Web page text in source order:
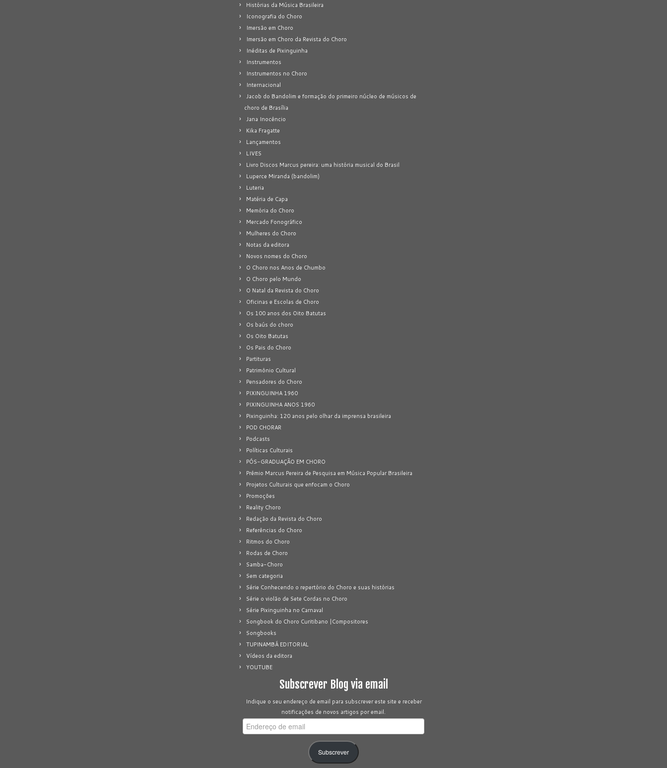
Histórias da Música Brasileira
Iconografia do Choro
Imersão em Choro
Imersão em Choro da Revista do Choro
Inéditas de Pixinguinha
Instrumentos
Instrumentos no Choro
Internacional
Jacob do Bandolim e formação do primeiro núcleo de músicos de
choro de Brasília
Jana Inocêncio
Kika Fragatte
Lançamentos
LIVES
Livro Discos Marcus pereira: uma história musical do Brasil
Luperce Miranda (bandolim)
Luteria
Matéria de Capa
Memória do Choro
Mercado Fonográfico
Mulheres do Choro
Notas da editora
Novos nomes do Choro
O Choro nos Anos de Chumbo
O Choro pelo Mundo
O Natal da Revista do Choro
Oficinas e Escolas de Choro
Os 100 anos dos Oito Batutas
Os baús do choro
Os Oito Batutas
Os Pais do Choro
Partituras
Patrimônio Cultural
Pensadores do Choro
PIXINGUINHA 1960
PIXINGUINHA ANOS 1960
Pixinguinha: 120 anos pelo olhar da imprensa brasileira
POD CHORAR
Podcasts
Políticas Culturais
PÓS-GRADUAÇÃO EM CHORO
Prêmio Marcus Pereira de Pesquisa em Música Popular Brasileira
Projetos Culturais que enfocam o Choro
Promoções
Reality Choro
Redação da Revista do Choro
Referências do Choro
Ritmos do Choro
Rodas de Choro
Samba-Choro
Sem categoria
Série Conhecendo o repertório do Choro e suas histórias
Série o violão de Sete Cordas no Choro
Série Pixinguinha no Carnaval
Songbook do Choro Curitibano |Compositores
Songbooks
TUPINAMBÁ EDITORIAL
Vídeos da editora
YOUTUBE
Subscrever Blog via email
Indique o seu endereço de email para subscrever este site e receber
notificações de novos artigos por email.
Endereço
de
Subscrever